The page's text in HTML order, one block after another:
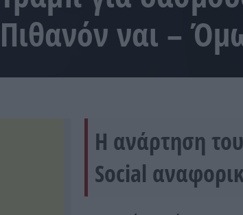
Πιθανόν ναι –
Η ανάρτηση
Social